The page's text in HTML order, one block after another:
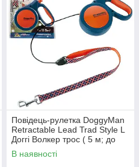
Повідець-рулетка DoggyMan
Retractable Lead Trad Style L
Доггі Волкер трос ( 5 м; до
30кг)
В наявності